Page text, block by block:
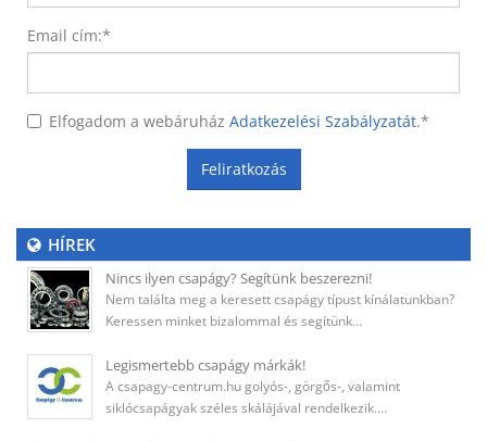
Email cím:*
Elfogadom a webáruház Adatkezelési Szabályzatát.*
Feliratkozás
HÍREK
Nincs ilyen csapágy? Segítünk beszerezni!
Nem találta meg a keresett csapágy típust kínálatunkban?
Keressen minket bizalommal és segítünk…
Legismertebb csapágy márkák!
A csapagy-centrum.hu golyós-, görgős-, valamint
siklócsapágyak széles skálájával rendelkezik.…